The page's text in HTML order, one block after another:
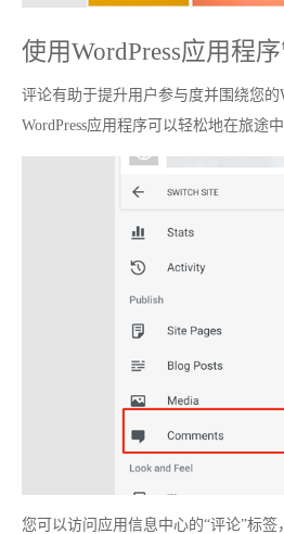
使用WordPress应用程
评论有助于提升用户参与度并围绕您的
WordPress应用程序可以轻松地在旅途中
您可以访问应用信息中心的“评论”标